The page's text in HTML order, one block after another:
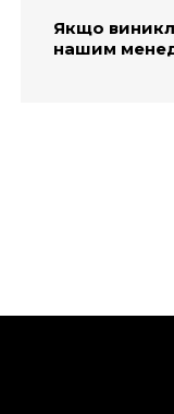
Якщо
нашим